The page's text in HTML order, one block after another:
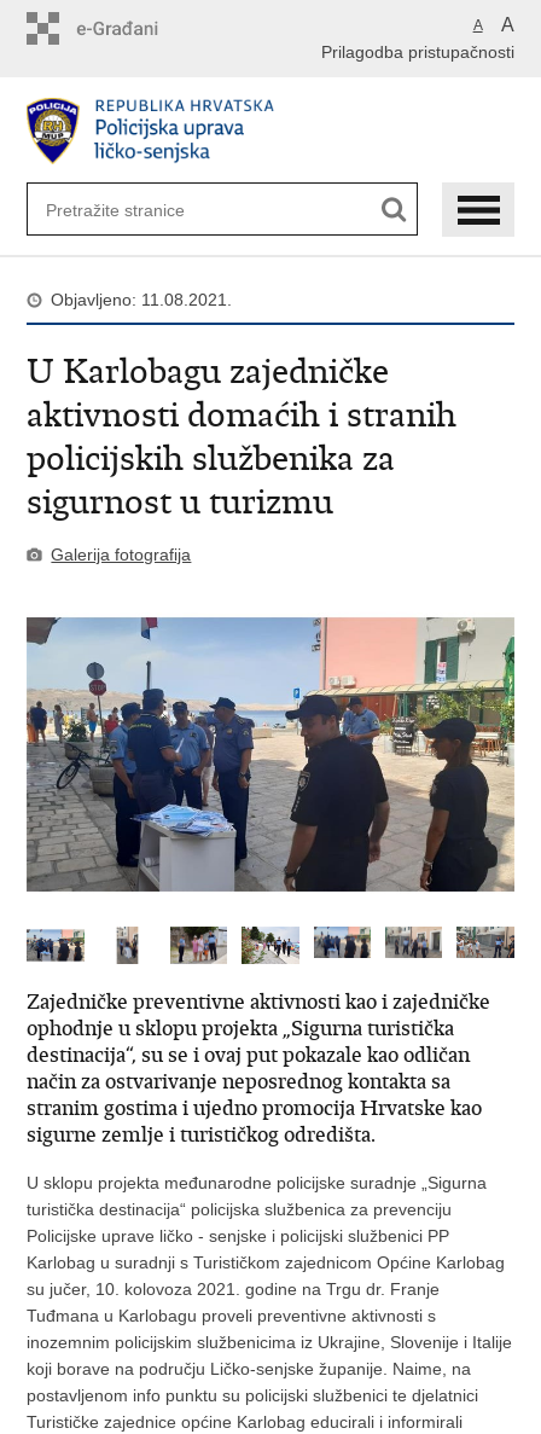
A A
Prilagodba pristupačnosti
Objavljeno: 11.08.2021.
U Karlobagu zajedničke
aktivnosti domaćih i stranih
policijskih službenika za
sigurnost u turizmu
Galerija fotografija
Zajedničke preventivne aktivnosti kao i zajedničke
ophodnje u sklopu projekta „Sigurna turistička
destinacija“, su se i ovaj put pokazale kao odličan
način za ostvarivanje neposrednog kontakta sa
stranim gostima i ujedno promocija Hrvatske kao
sigurne zemlje i turističkog odredišta.
U sklopu projekta međunarodne policijske suradnje „Sigurna
turistička destinacija“ policijska službenica za prevenciju
Policijske uprave ličko - senjske i policijski službenici PP
Karlobag u suradnji s Turističkom zajednicom Općine Karlobag
su jučer, 10. kolovoza 2021. godine na Trgu dr. Franje
Tuđmana u Karlobagu proveli preventivne aktivnosti s
inozemnim policijskim službenicima iz Ukrajine, Slovenije i Italije
koji borave na području Ličko-senjske županije. Naime, na
postavljenom info punktu su policijski službenici te djelatnici
Turističke zajednice općine Karlobag educirali i informirali